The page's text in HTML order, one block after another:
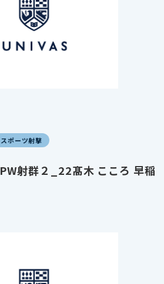
スポーツ射撃
射群２_22髙木 こころ 早稲